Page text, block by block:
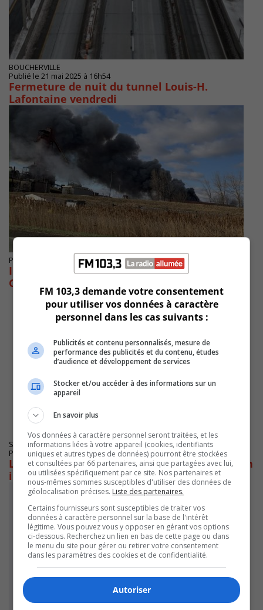
BOUCHERVILLE
Publié le 21 mai 2025 à 16h54
Fermeture de nuit du tunnel Louis-H.
Lafontaine vendredi
Publié le 20 avril 2025 à 11h27
Incendie en cours chez ArcelorMittal de
Contrecoeur
SAINT-HUBERT
Publié le 14 avril 2025 à 08h57
Le SPAL cherche des victimes ou témoins d’un
individu pour leurre
FM 103,3 demande votre consentement
pour utiliser vos données à caractère
personnel dans les cas suivants :
Publicités et contenu personnalisés, mesure de
performance des publicités et du contenu, études
d’audience et développement de services
Stocker et/ou accéder à des informations sur un
appareil
En savoir plus
Vos données à caractère personnel seront traitées, et les
informations liées à votre appareil (cookies, identifiants
uniques et autres types de données) pourront être stockées
et consultées par 66 partenaires, ainsi que partagées avec lui,
ou utilisées spécifiquement par ce site. Nos partenaires et
nous-mêmes sommes susceptibles d'utiliser des données de
géolocalisation précises. Liste des partenaires.
Certains fournisseurs sont susceptibles de traiter vos
données à caractère personnel sur la base de l'intérêt
légitime. Vous pouvez vous y opposer en gérant vos options
ci-dessous. Recherchez un lien en bas de cette page ou dans
le menu du site pour gérer ou retirer votre consentement
dans les paramètres des cookies et de confidentialité.
Autoriser